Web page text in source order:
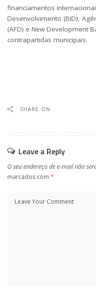
financiamentos
Desenvolvimento (BID),
(AFD) e New Development
contrapartidas municipais.
SHARE ON
Leave a Reply
O seu endereço de e-mail não
marcados com *